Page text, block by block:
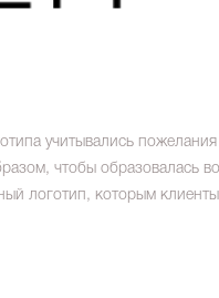
учитывались
чтобы образовалась
логотип, которым